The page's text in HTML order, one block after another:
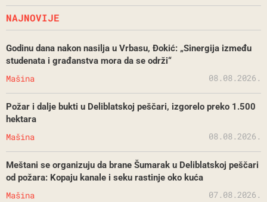
NAJNOVIJE
Godinu dana nakon nasilja u Vrbasu, Đokić: „Sinergija između
studenata i građanstva mora da se održi“
Mašina 08.08.2026.
Požar i dalje bukti u Deliblatskoj peščari, izgorelo preko 1.500
hektara
Mašina 08.08.2026.
Meštani se organizuju da brane Šumarak u Deliblatskoj peščari
od požara: Kopaju kanale i seku rastinje oko kuća
Mašina 07.08.2026.